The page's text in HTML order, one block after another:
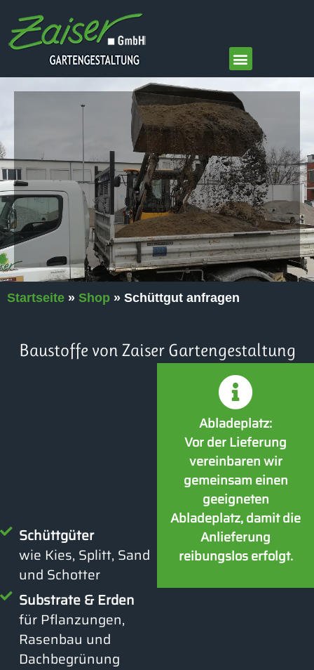
springen
Startseite » Shop » Schüttgut anfragen
Baustoffe von Zaiser Gartengestaltung
Schüttgüter
wie Kies, Splitt, Sand
und Schotter
Substrate & Erden
für Pflanzungen,
Rasenbau und
Dachbegrünung
Abladeplatz:
Vor der Lieferung
vereinbaren wir
gemeinsam einen
geeigneten
Abladeplatz, damit die
Anlieferung
reibungslos erfolgt.